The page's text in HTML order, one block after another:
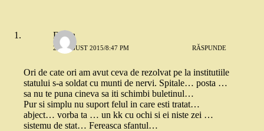
Diana
26 AUGUST 2015/8:47 PM RĂSPUNDE
Ori de cate ori am avut ceva de rezolvat pe la institutiile
statului s-a soldat cu munti de nervi. Spitale… posta …
sa nu te puna cineva sa iti schimbi buletinul…
Pur si simplu nu suport felul in care esti tratat…
abject… vorba ta … un kk cu ochi si ei niste zei …
sistemu de stat… Fereasca sfantul…